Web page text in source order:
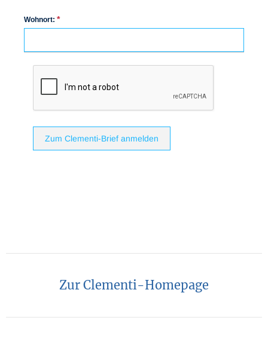
Wohnort: *
Zum Clementi-Brief anmelden
Zur Clementi-Homepage